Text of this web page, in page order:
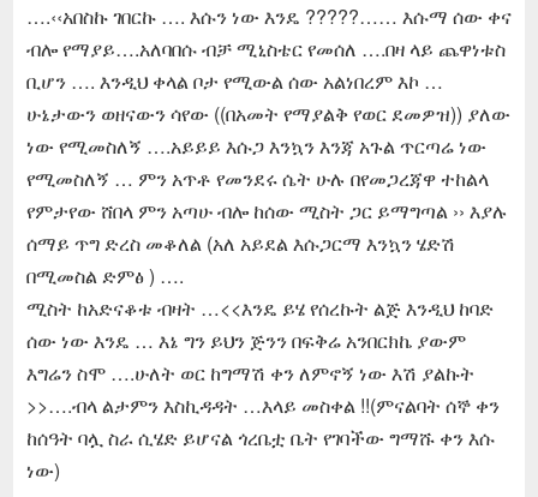
….‹‹አበስኩ ገበርኩ …. እሱን ነው እንዴ ?????…… እሱማ ሰው ቀና
ብሎ የማያይ….አለባበሱ ብቻ ሚኒስቴር የመሰለ ….በዛ ላይ ጨዋነቱስ
ቢሆን …. እንዲህ ቀላል ቦታ የሚውል ሰው አልነበረም እኮ …
ሁኔታውን ወዘናውን ሳየው ((በአመት የማያልቅ የወር ደመዎዝ)) ያለው
ነው የሚመስለኝ ….አይይይ እሱጋ እንኳን እንጃ አጉል ጥርጣሬ ነው
የሚመስለኝ … ምን አጥቶ የመንደሩ ሴት ሁሉ በየመጋረጃዋ ተከልላ
የምታየው ሸበላ ምን አጣሁ ብሎ ከሰው ሚስት ጋር ይማግጣል ›› እያሉ
ሰማይ ጥግ ድረስ መቆለል (አለ አይደል እሱጋርማ እንኳን ሄድሽ
በሚመስል ድምፅ ) ….
ሚስት ከአድናቆቱ ብዛት …<<እንዴ ይሄ የሰረኩት ልጅ እንዲህ ከባድ
ሰው ነው እንዴ … እኔ ግን ይህን ጅንን በፍቅሬ አንበርክኬ ያውም
እግሬን ስሞ ….ሁለት ወር ከግማሽ ቀን ለምኖኝ ነው እሽ ያልኩት
>>….ብላ ልታምን እስኪዳዳት …እላይ መስቀል !!(ምናልባት ሰኞ ቀን
ከሰዓት ባሏ ስራ ሲሄድ ይሆናል ጎረቤቷ ቤት የገባችው ግማሹ ቀን እሱ
ነው)